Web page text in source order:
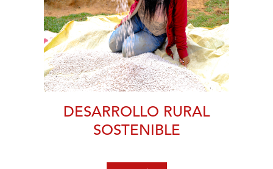
DESARROLLO RURAL
SOSTENIBLE